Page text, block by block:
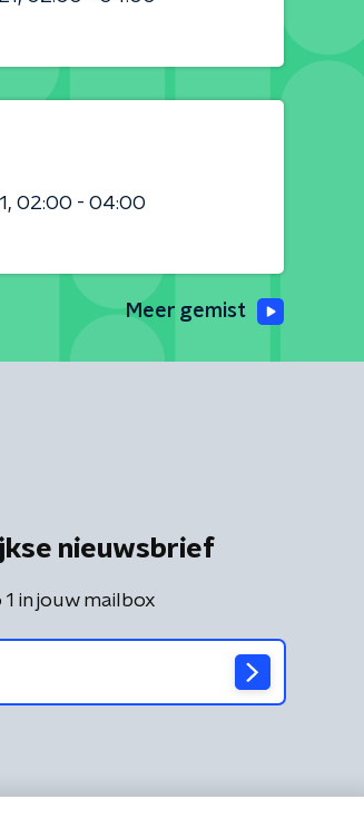
02:00 - 04:00
Meer gemist
nieuwsbrief
in jouw mailbox